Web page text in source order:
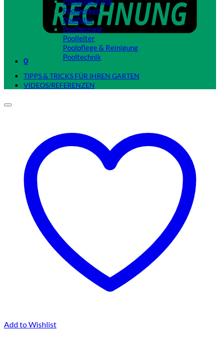
0
Poolbecken
Poolfilter
Poolheizung
Poolleiter
Poolpflege & Reinigung
Pooltechnik
TIPPS & TRICKS FÜR IHREN GARTEN
VIDEOS/REFERENZEN
Add to Wishlist